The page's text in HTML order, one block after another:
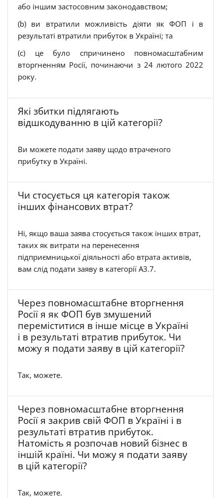
або іншим застосовним законодавством;
(b) ви втратили можливість діяти як ФОП і в
результаті втратили прибуток в Україні; та
(c) це було спричинено повномасштабним
вторгненням Росії, починаючи з 24 лютого 2022
року.
Які збитки підлягають
відшкодуванню в цій категорії?
Ви можете подати заяву щодо втраченого
прибутку в Україні.
Чи стосується ця категорія також
інших фінансових втрат?
Ні, якщо ваша заява стосується також інших втрат,
таких як витрати на перенесення
підприємницької діяльності або втрата активів,
вам слід подати заяву в категорії A3.7.
Через повномасштабне вторгнення
Росії я як ФОП був змушений
переміститися в інше місце в Україні
і в результаті втратив прибуток. Чи
можу я подати заяву в цій категорії?
Так, можете.
Через повномасштабне вторгнення
Росії я закрив свій ФОП в Україні і в
результаті втратив прибуток.
Натомість я розпочав новий бізнес в
іншій країні. Чи можу я подати заяву
в цій категорії?
Так, можете.